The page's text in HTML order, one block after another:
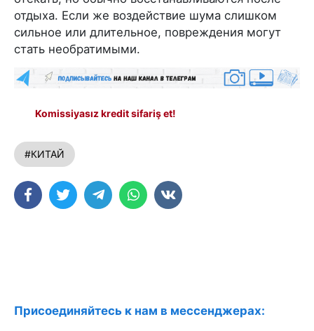
отдыха. Если же воздействие шума слишком
сильное или длительное, повреждения могут
стать необратимыми.
Komissiyasız kredit sifariş et!
#КИТАЙ
Присоединяйтесь к нам в мессенджерах: